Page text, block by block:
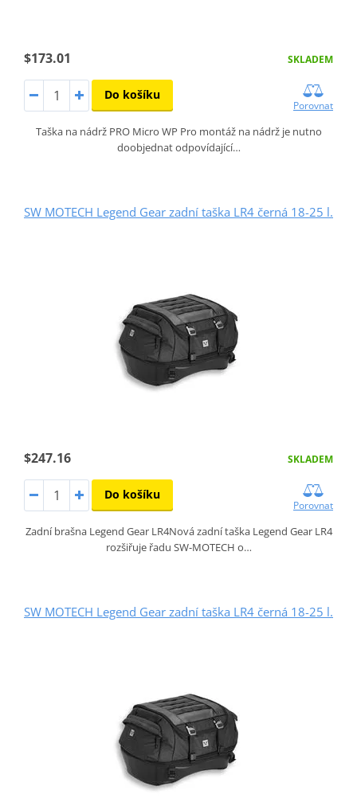
$173.01 SKLADEM
Do košíku
Porovnat
Taška na nádrž PRO Micro WP Pro montáž na nádrž je nutno
doobjednat odpovídající…
SW MOTECH Legend Gear zadní taška LR4 černá 18-25 l.
$247.16 SKLADEM
Do košíku
Porovnat
Zadní brašna Legend Gear LR4Nová zadní taška Legend Gear LR4
rozšiřuje řadu SW-MOTECH o…
SW MOTECH Legend Gear zadní taška LR4 černá 18-25 l.